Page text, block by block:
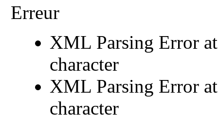
Erreur
XML Parsing Error
character
XML Parsing Error
character